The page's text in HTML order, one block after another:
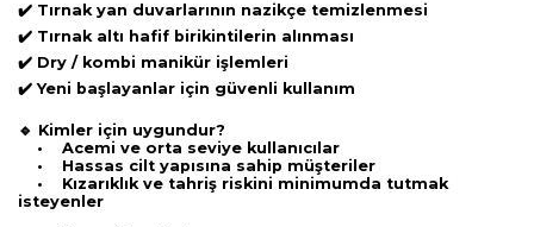
✔️ Tırnak yan duvarlarının nazikçe temizlenmesi
✔️ Tırnak altı hafif birikintilerin alınması
✔️ Dry / kombi manikür işlemleri
✔️ Yeni başlayanlar için güvenli kullanım
🔹 Kimler için uygundur?
• Acemi ve orta seviye kullanıcılar
• Hassas cilt yapısına sahip müşteriler
• Kızarıklık ve tahriş riskini minimumda tutmak
isteyenler